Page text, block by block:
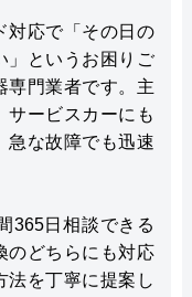
対応で「その日の
」というお困りご
専門業者です。主
サービスカーにも
急な故障でも迅速
365日相談できる
のどちらにも対応
法を丁寧に提案し